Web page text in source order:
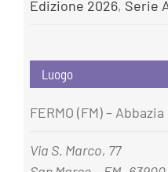
Edizione 2026, Serie
Luogo
FERMO (FM) –
Via S. Marco, 77